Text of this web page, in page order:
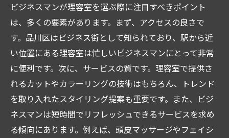
忙しいビジネスマン必見品川区の理容室でリフ
レッシュ
短時間でかっこよくなれるスピードカット
仕事後のリラックスタイムに最適な理容室
品川区の理容室で受けられるヘッドスパ
ストレス解消に役立つリラクゼーションメ
ニュー
週替わりサービスがある理容室
ビジネスマンが理容室を選ぶ際に注目すべきポイント
は、多くの要素があります。まず、アクセスの良さで
す。品川区はビジネス街として知られており、駅から近
い位置にある理容室は忙しいビジネスマンにとって非常
に便利です。次に、サービスの質です。理容室で提供さ
れるカットやカラーリングの技術はもちろん、トレンド
を取り入れたスタイリング提案も重要です。また、ビジ
ネスマンは短時間でリフレッシュできるサービスを求め
る傾向にあります。例えば、頭皮マッサージやフェイシ